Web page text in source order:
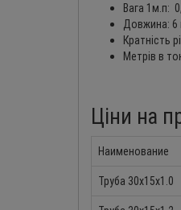
Вага 1м.п:
Довжина: 6
Кратність
Метрів в
Ціни на
Наименование
Труба 30х15х1.0